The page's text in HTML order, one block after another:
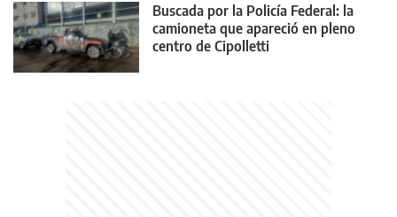
Buscada por la Policía Federal: la
camioneta que apareció en pleno
centro de Cipolletti